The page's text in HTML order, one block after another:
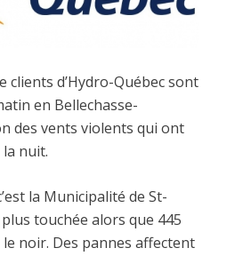
clients d’Hydro-Québec sont
en Bellechasse-
des vents violents qui ont
nuit.
la Municipalité de St-
touchée alors que 445
noir. Des pannes affectent